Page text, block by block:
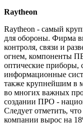
Raytheon
Raytheon - самый
для обороны. Фирма
контроля, связи и
огнем, компоненты
оптические приборы,
информационные
также крупнейшим в
во многих важных
создании ПРО -
Следует отметить,
компании вырос на